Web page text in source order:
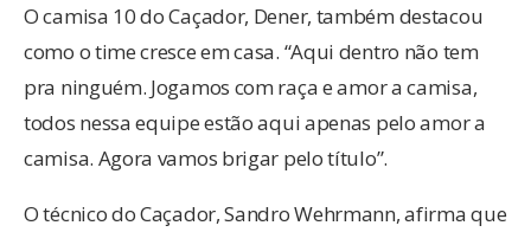
O camisa 10 do Caçador, Dener, também destacou
como o time cresce em casa. “Aqui dentro não tem
pra ninguém. Jogamos com raça e amor a camisa,
todos nessa equipe estão aqui apenas pelo amor a
camisa. Agora vamos brigar pelo título”.
O técnico do Caçador, Sandro Wehrmann, afirma que